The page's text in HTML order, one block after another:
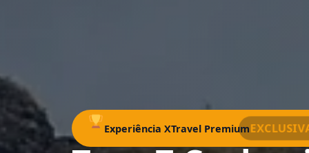
Experiência XTravel Premium